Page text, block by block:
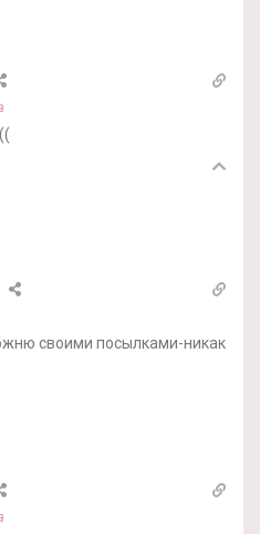
своими посылками-никак